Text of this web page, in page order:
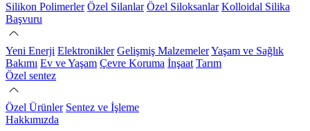
Silikon Polimerler Özel Silanlar Özel Siloksanlar Kolloidal Silika
Başvuru
Yeni Enerji Elektronikler Gelişmiş MalzemelerYaşam ve Sağlık
Bakımı Ev ve Yaşam Çevre Koruma İnşaat Tarım
Özel sentez
Özel Ürünler Sentez ve İşleme
Hakkımızda